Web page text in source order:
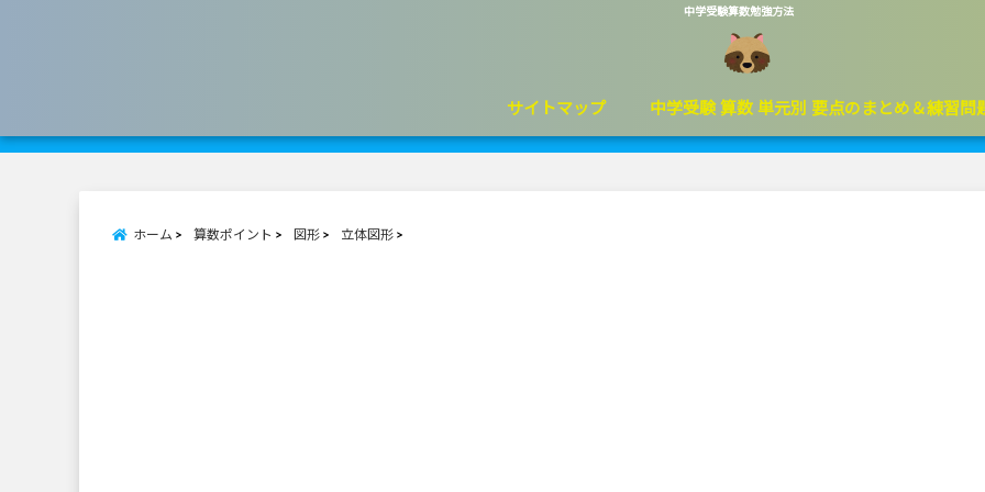
中学受験算数勉強方法
サイトマップ 中学受験 算数 単元別 要点のまとめ＆練習問
ホーム 算数ポイント 図形 立体図形